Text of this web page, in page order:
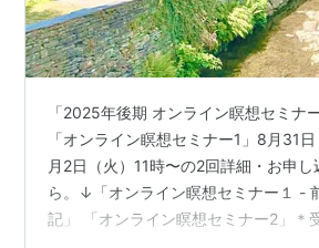
「2025年後期 オンライン瞑想セミナ
「オンライン瞑想セミナー1」8月31
月2日（火）11時〜の2回詳細・お申
ら。↓「オンライン瞑想セミナー１ -
記」 「オンライン瞑想セミナー2」＊